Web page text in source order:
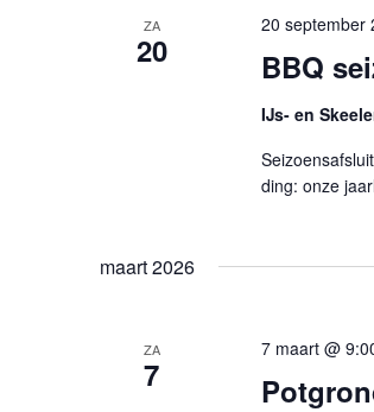
keyword.
ZA
20 BBQ
20 september
IJs- en
ding: onze
maart 2026
ZA
7
7 maart @